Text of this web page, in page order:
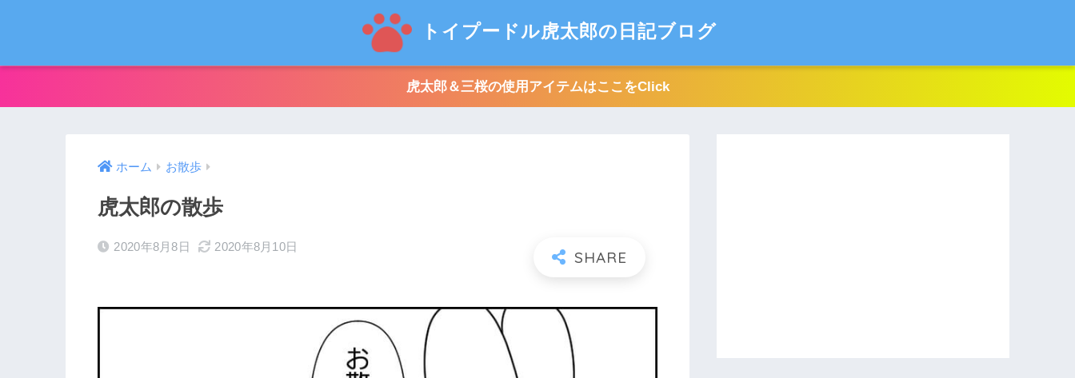
トイプードル虎太郎の日記ブログ
虎太郎＆三桜の使用アイテムはここをClick
ホーム お散歩
虎太郎の散歩
2020年8月8日 2020年8月10日